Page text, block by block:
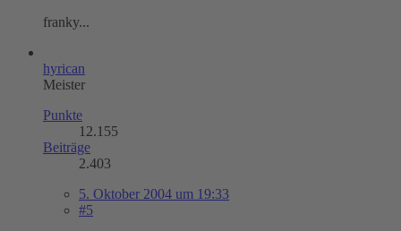
franky...
hyrican
Meister
Punkte
12.155
Beiträge
2.403
5. Oktober 2004 um 19:33
#5